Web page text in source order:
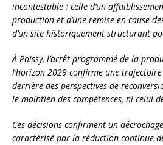
incontestable : celle d’un
production et d’une remise en cause
d’un site historiquement structurant
À Poissy, l’arrêt programmé de la
l’horizon 2029 confirme une
derrière des perspectives de
le maintien des compétences, ni celui
Ces décisions confirment un
caractérisé par la réduction continue